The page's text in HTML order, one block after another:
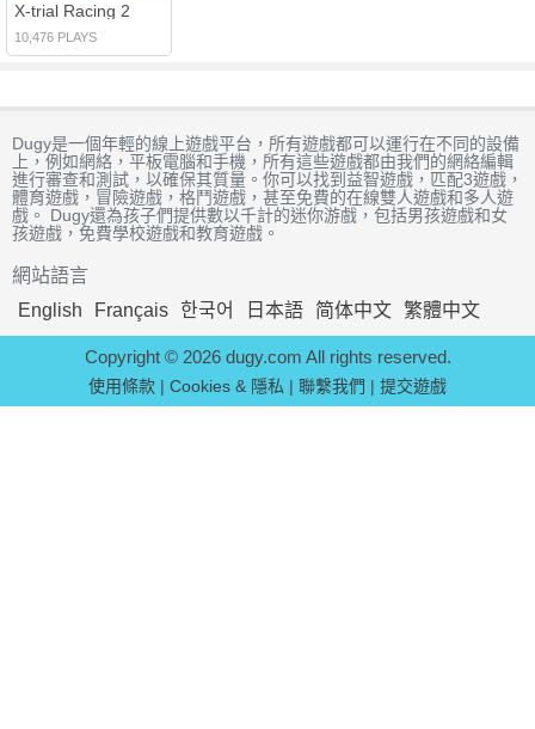
X-trial Racing 2
10,476 PLAYS
Dugy是一個年輕的線上遊戲平台，所有遊戲都可以運行在不同的設備
上，例如網絡，平板電腦和手機，所有這些遊戲都由我們的網絡編輯
進行審查和測試，以確保其質量。你可以找到益智遊戲，匹配3遊戲，
體育遊戲，冒險遊戲，格鬥遊戲，甚至免費的在線雙人遊戲和多人遊
戲。 Dugy還為孩子們提供數以千計的迷你游戲，包括男孩遊戲和女
孩遊戲，免費學校遊戲和教育遊戲。
網站語言
English
Français 한국어 日本語 简体中文 繁體中文
Copyright © 2026 dugy.com All rights reserved.
使用條款 | Cookies & 隱私 | 聯繫我們 | 提交遊戲